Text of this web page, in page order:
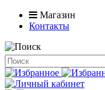
Магазин
Контакты